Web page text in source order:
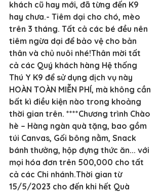
khách cũ hay mới, đã từng đến K9
hay chưa.- Tiêm dại cho chó, mèo
trên 3 tháng. Tất cả các bé đều nên
tiêm ngừa dại để bảo vệ cho bản
thân và chủ nuôi nhé!Thân mời tất
cả các Quý khách hàng Hệ thống
Thú Y K9 để sử dụng dịch vụ này
HOÀN TOÀN MIỄN PHÍ, mà không cần
bất kì điều kiện nào trong khoảng
thời gian trên. ****Chương trình Chào
hè – Hàng ngàn quà tặng, bao gồm
túi Canvas, Gối bông nằm, Snack
bánh thưởng, hộp đựng thức ăn... với
mọi hóa đơn trên 500,000 cho tất
cả các Chi nhánh.Thời gian từ
15/5/2023 cho đến khi hết Quà